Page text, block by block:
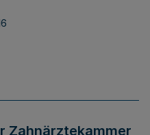
Zahnärztekammer